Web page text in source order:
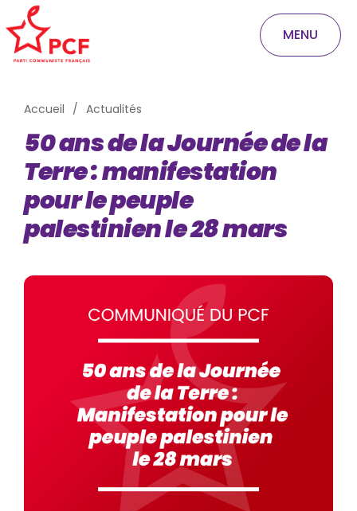
MENU
Accueil Actualités
50 ans de la Journée de la
Terre : manifestation
pour le peuple
palestinien le 28 mars